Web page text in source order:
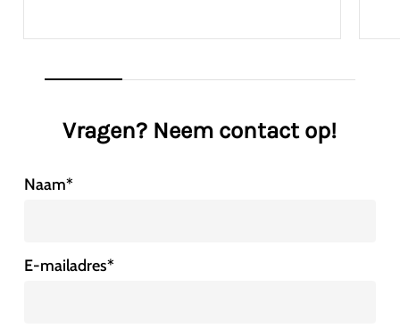
Vragen? Neem contact op!
Naam*
E-mailadres*